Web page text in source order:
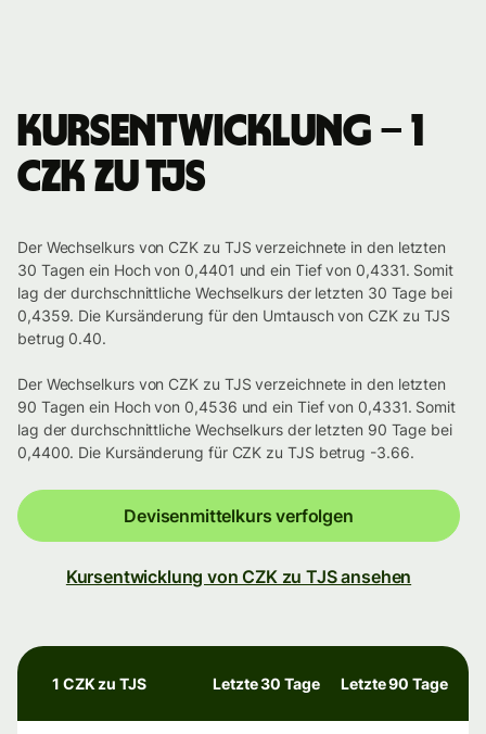
Kursentwicklung – 1
CZK zu TJS
Der Wechselkurs von CZK zu TJS verzeichnete in den letzten
30 Tagen ein Hoch von 0,4401 und ein Tief von 0,4331. Somit
lag der durchschnittliche Wechselkurs der letzten 30 Tage bei
0,4359. Die Kursänderung für den Umtausch von CZK zu TJS
betrug 0.40.
Der Wechselkurs von CZK zu TJS verzeichnete in den letzten
90 Tagen ein Hoch von 0,4536 und ein Tief von 0,4331. Somit
lag der durchschnittliche Wechselkurs der letzten 90 Tage bei
0,4400. Die Kursänderung für CZK zu TJS betrug -3.66.
Devisenmittelkurs verfolgen
Kursentwicklung von CZK zu TJS ansehen
1 CZK zu TJS Letzte 30 Tage Letzte 90 Tage